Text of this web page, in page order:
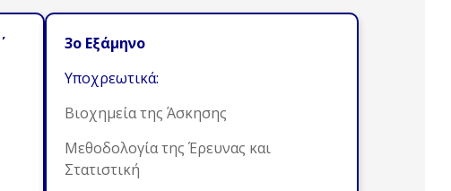
3ο Εξάμηνο
Υποχρεωτικά:
Βιοχημεία της Άσκησης
Μεθοδολογία της Έρευνας και
Στατιστική